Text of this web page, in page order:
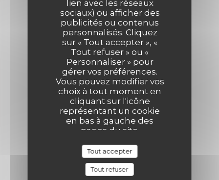
lien avec les réseaux
sociaux) ou afficher des
publicités ou contenus
personnalisés. Cliquez
sur « Tout accepter », «
Tout refuser » ou «
Personnaliser » pour
gérer vos préférences.
Vous pouvez modifier vos
choix à tout moment en
cliquant sur l'icône
représentant un cookie
en bas à gauche des
pages du site.
Tout accepter
Tout refuser